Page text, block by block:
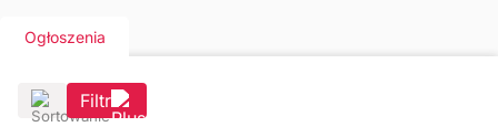
Ogłoszenia
Filtr